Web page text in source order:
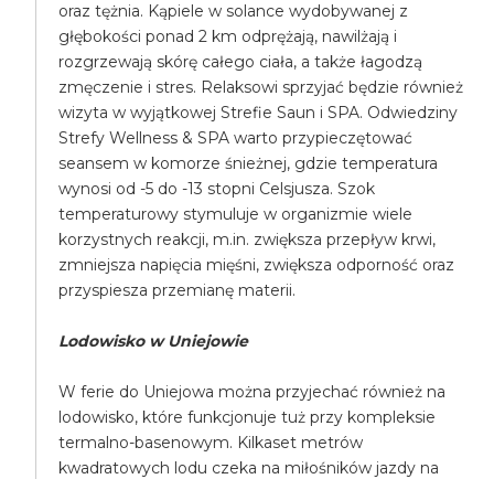
oraz tężnia. Kąpiele w solance wydobywanej z
głębokości ponad 2 km odprężają, nawilżają i
rozgrzewają skórę całego ciała, a także łagodzą
zmęczenie i stres. Relaksowi sprzyjać będzie również
wizyta w wyjątkowej Strefie Saun i SPA. Odwiedziny
Strefy Wellness & SPA warto przypieczętować
seansem w komorze śnieżnej, gdzie temperatura
wynosi od -5 do -13 stopni Celsjusza. Szok
temperaturowy stymuluje w organizmie wiele
korzystnych reakcji, m.in. zwiększa przepływ krwi,
zmniejsza napięcia mięśni, zwiększa odporność oraz
przyspiesza przemianę materii.
Lodowisko w Uniejowie
W ferie do Uniejowa można przyjechać również na
lodowisko, które funkcjonuje tuż przy kompleksie
termalno-basenowym. Kilkaset metrów
kwadratowych lodu czeka na miłośników jazdy na